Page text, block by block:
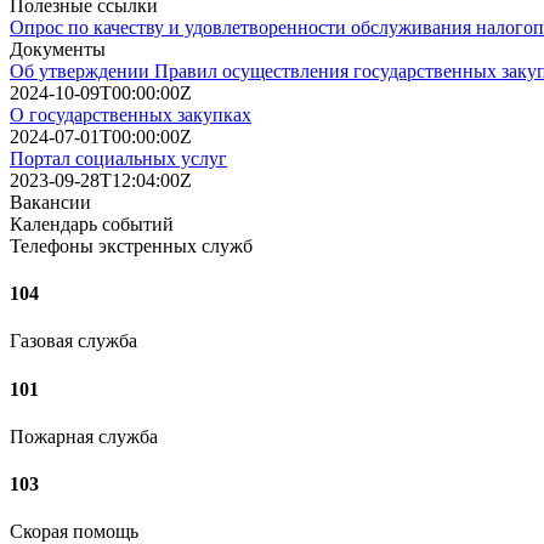
Полезные ссылки
Опрос по качеству и удовлетворенности обслуживания
Документы
Об утверждении Правил осуществления государственных
2024-10-09T00:00:00Z
О государственных закупках
2024-07-01T00:00:00Z
Портал социальных услуг
2023-09-28T12:04:00Z
Вакансии
Календарь событий
Телефоны экстренных служб
104
Газовая служба
101
Пожарная служба
103
Скорая помощь